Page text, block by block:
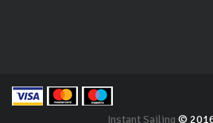
Instant Sailing ©